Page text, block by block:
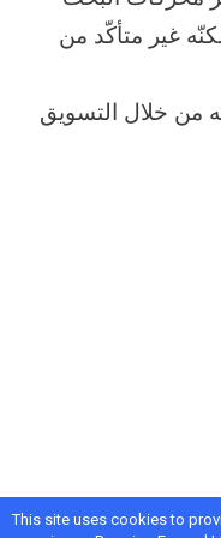
This site uses cookies to
غير متأكّد من
من خلال التسويق